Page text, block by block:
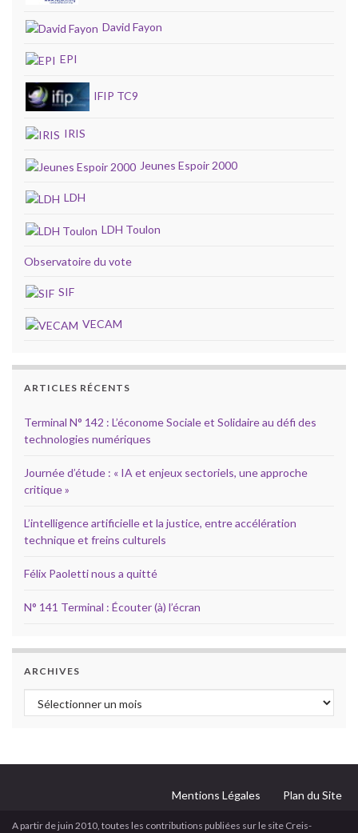
David Fayon
EPI
IFIP TC9
IRIS
Jeunes Espoir 2000
LDH
LDH Toulon
Observatoire du vote
SIF
VECAM
ARTICLES RÉCENTS
Terminal N° 142 : L’économe Sociale et Solidaire au défi des
technologies numériques
Journée d’étude : « IA et enjeux sectoriels, une approche
critique »
L’intelligence artificielle et la justice, entre accélération
technique et freins culturels
Félix Paoletti nous a quitté
N° 141 Terminal : Écouter (à) l’écran
ARCHIVES
Archives
Mentions Légales Plan du Site
A partir de juin 2010, toutes les contributions publiées sur le site Creis-